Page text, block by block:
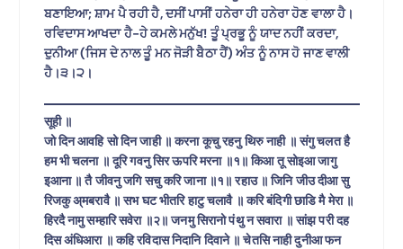
ਬਣਾਇਆ; ਸ਼ਾਮ ਪੈ ਰਹੀ ਹੈ, ਦਸੀਂ ਪਾਸੀਂ ਹਨੇਰਾ ਹੀ ਹਨੇਰਾ ਹੋਣ ਵਾਲਾ ਹੈ।
ਰਵਿਦਾਸ ਆਖਦਾ ਹੈ-ਹੇ ਕਮਲੇ ਮਨੁੱਖ! ਤੂੰ ਪ੍ਰਭੂ ਨੂੰ ਯਾਦ ਨਹੀਂ ਕਰਦਾ,
ਦੁਨੀਆ (ਜਿਸ ਦੇ ਨਾਲ ਤੂੰ ਮਨ ਜੋੜੀ ਬੈਠਾ ਹੈਂ) ਅੰਤ ਨੂੰ ਨਾਸ ਹੋ ਜਾਣ ਵਾਲੀ
ਹੈ।੩।੨।
सूही ॥
जो दिन आवहि सो दिन जाही ॥ करना कूचु रहनु थिरु नाही ॥ संगु चलत है
हम भी चलना ॥ दूरि गवनु सिर ऊपरि मरना ॥१॥ किआ तू सोइआ जागु
इआना ॥ तै जीवनु जगि सचु करि जाना ॥१॥ रहाउ ॥ जिनि जीउ दीआ सु
रिजकु अ्मबरावै ॥ सभ घट भीतरि हाटु चलावै ॥ करि बंदिगी छाडि मै मेरा ॥
हिरदै नामु सम्हारि सवेरा ॥२॥ जनमु सिरानो पंथु न सवारा ॥ सांझ परी दह
दिस अंधिआरा ॥ कहि रविदास निदानि दिवाने ॥ चेतसि नाही दुनीआ फन